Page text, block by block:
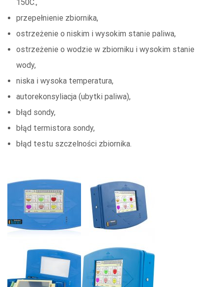
150C.,
przepełnienie zbiornika,
ostrzeżenie o niskim i wysokim stanie paliwa,
ostrzeżenie o wodzie w zbiorniku i wysokim stanie
wody,
niska i wysoka temperatura,
autorekonsyliacja (ubytki paliwa),
błąd sondy,
błąd termistora sondy,
błąd testu szczelności zbiornika.